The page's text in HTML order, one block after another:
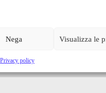
Nega Visualizza le
Privacy policy